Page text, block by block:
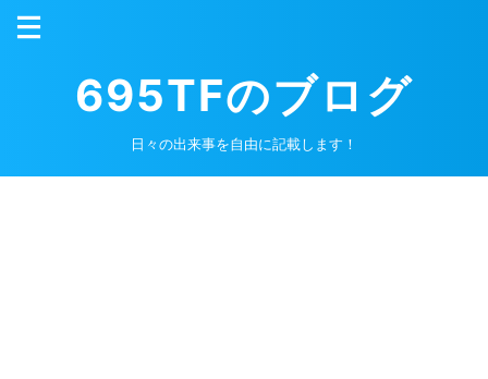
695TFのブログ
日々の出来事を自由に記載します！